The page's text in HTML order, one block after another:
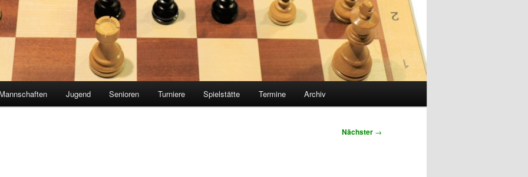
Mannschaften Jugend Senioren Turniere Spielstätte Termine Archiv
Nächster →